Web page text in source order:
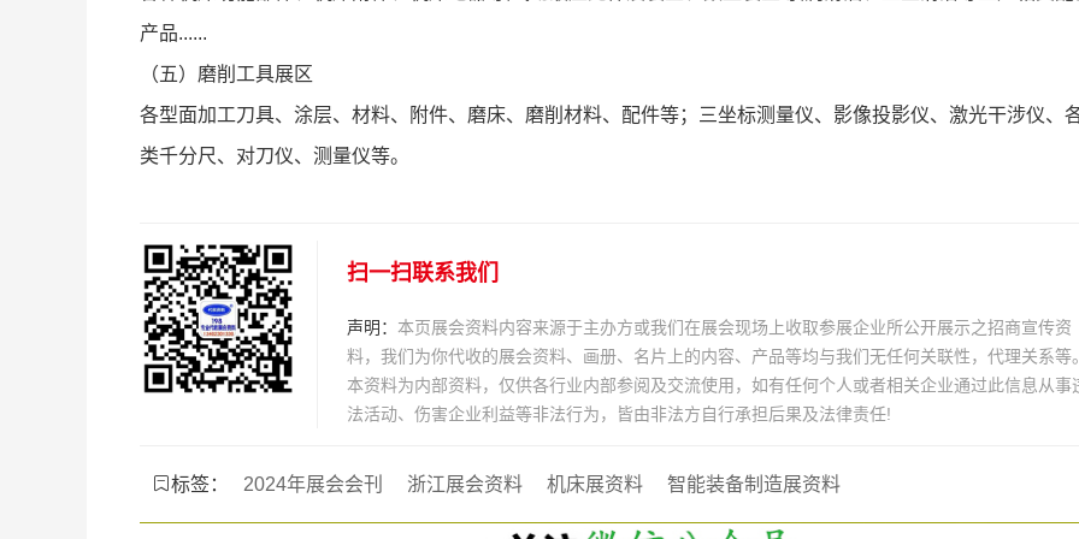
产品......
（五）磨削工具展区
各型面加工刀具、涂层、材料、附件、磨床、磨削材料、配件等；三坐标测量仪、影像投影仪、激光干涉仪、
类千分尺、对刀仪、测量仪等。
扫一扫联系我们
声明： 本页展会资料内容来源于主办方或我们在展会现场上收取参展企业所公开展示之招商宣传资
料，我们为你代收的展会资料、画册、名片上的内容、产品等均与我们无任何关联性，代理关系等。
本资料为内部资料，仅供各行业内部参阅及交流使用，如有任何个人或者相关企业通过此信息从事
法活动、伤害企业利益等非法行为，皆由非法方自行承担后果及法律责任!
标签： 2024年展会会刊 浙江展会资料 机床展资料 智能装备制造展资料